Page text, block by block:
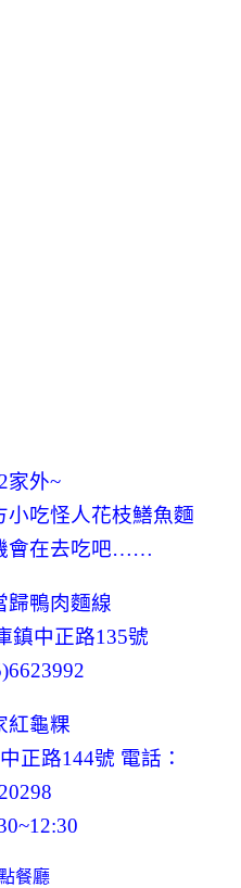
家外~
小吃怪人花枝鱔魚麵
會在去吃吧……
歸鴨肉麵線
鎮中正路135號
紅龜粿
正路144號 電話：
餐廳